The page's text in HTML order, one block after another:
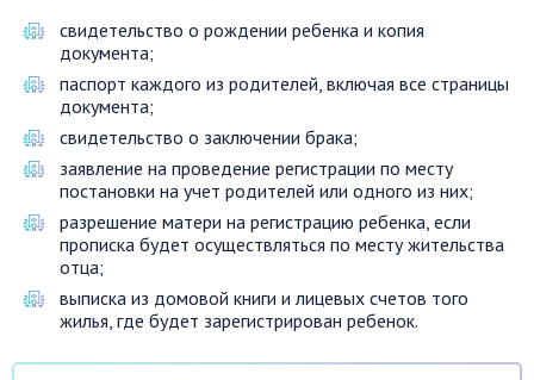
свидетельство о рождении ребенка и копия
документа;
паспорт каждого из родителей, включая все страницы
документа;
свидетельство о заключении брака;
заявление на проведение регистрации по месту
постановки на учет родителей или одного из них;
разрешение матери на регистрацию ребенка, если
прописка будет осуществляться по месту жительства
отца;
выписка из домовой книги и лицевых счетов того
жилья, где будет зарегистрирован ребенок.